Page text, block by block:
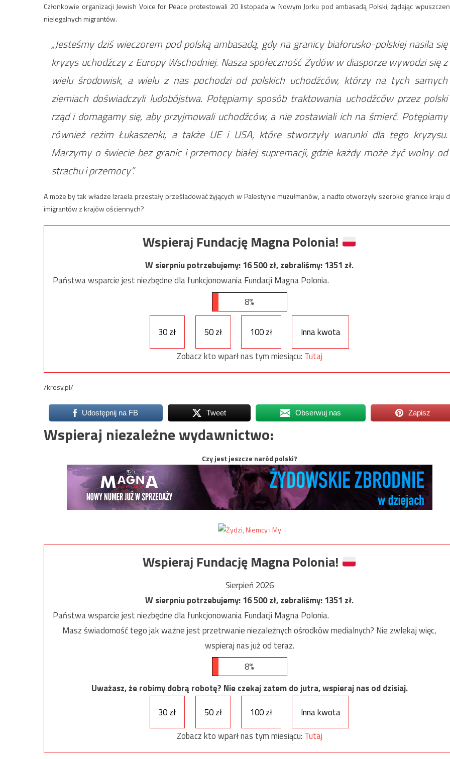
Członkowie organizacji Jewish Voice for Peace protestowali 20 listopada w Nowym Jorku pod ambasadą Polski, żądając
nielegalnych migrantów.
„Jesteśmy dziś wieczorem pod polską ambasadą, gdy na granicy białorusko-polskiej nasila się
kryzys uchodźczy z Europy Wschodniej. Nasza społeczność Żydów w diasporze wywodzi się z
wielu środowisk, a wielu z nas pochodzi od polskich uchodźców, którzy na tych samych
ziemiach doświadczyli ludobójstwa. Potępiamy sposób traktowania uchodźców przez polski
rząd i domagamy się, aby przyjmowali uchodźców, a nie zostawiali ich na śmierć. Potępiamy
również reżim Łukaszenki, a także UE i USA, które stworzyły warunki dla tego kryzysu.
Marzymy o świecie bez granic i przemocy białej supremacji, gdzie każdy może żyć wolny od
strachu i przemocy”.
A może by tak władze Izraela przestały prześladować żyjących w Palestynie muzułmanów, a nadto otworzyły szeroko granice kraju
imigrantów z krajów ościennych?
Wspieraj Fundację Magna Polonia!
W sierpniu potrzebujemy:16 500zł, zebraliśmy:1351 zł.
Państwa wsparcie jest niezbędne dla funkcjonowania Fundacji Magna Polonia.
8%
30 zł 50 zł 100 zł
Inna kwota
Zobacz kto wparł nas tym miesiącu: Tutaj
/kresy.pl/
Udostępnij na FB Tweet Obserwuj nas Zapisz
Wspieraj niezależne wydawnictwo:
Czy jest jeszcze naród polski?
Wspieraj Fundację Magna Polonia!
Sierpień 2026
W sierpniu potrzebujemy:16 500zł, zebraliśmy:1351 zł.
Państwa wsparcie jest niezbędne dla funkcjonowania Fundacji Magna Polonia.
Masz świadomość tego jak ważne jest przetrwanie niezależnych ośrodków medialnych? Nie zwlekaj więc,
wspieraj nas już od teraz.
8%
Uważasz, że robimy dobrą robotę? Nie czekaj zatem do jutra, wspieraj nas od dzisiaj.
30 zł
50 zł 100 zł
Inna kwota
Zobacz kto wparł nas tym miesiącu: Tutaj